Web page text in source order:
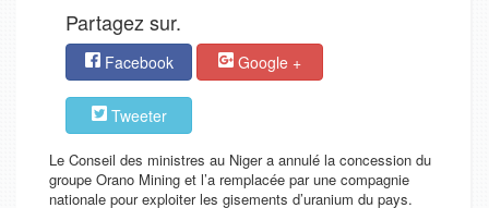
Partagez sur.
Facebook Google +
Tweeter
Le Conseil des ministres au Niger a annulé la concession du
groupe Orano Mining et l’a remplacée par une compagnie
nationale pour exploiter les gisements d’uranium du pays.